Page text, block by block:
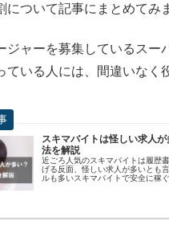
について記事にまとめてみ
ジャーを募集しているスー
ている人には、間違いなく
スキマバイトは怪しい求人
法を解説
近ごろ人気のスキマバイトは履歴
げる反面、怪しい求人が多いとも
ルも多いスキマバイトで安全に稼